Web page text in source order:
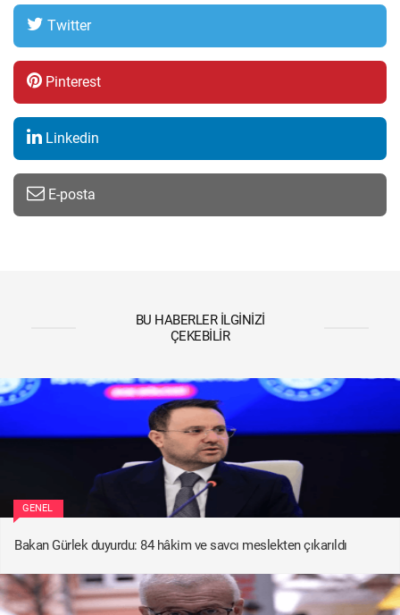
Twitter
Pinterest
Linkedin
E-posta
BU HABERLER İLGINIZI
ÇEKEBILIR
GENEL
Bakan Gürlek duyurdu: 84 hâkim ve savcı meslekten çıkarıldı